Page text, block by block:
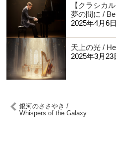
【クラシカ
夢の間に /
2025年4月6日
天上の光 /
2025年3月23
銀河のささやき /
Whispers of the Galaxy